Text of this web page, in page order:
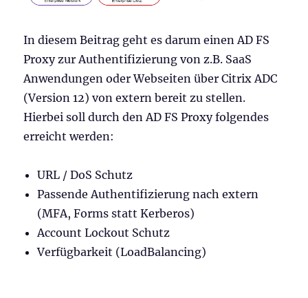
In diesem Beitrag geht es darum einen AD FS
Proxy zur Authentifizierung von z.B. SaaS
Anwendungen oder Webseiten über Citrix ADC
(Version 12) von extern bereit zu stellen.
Hierbei soll durch den AD FS Proxy folgendes
erreicht werden:
URL / DoS Schutz
Passende Authentifizierung nach extern
(MFA, Forms statt Kerberos)
Account Lockout Schutz
Verfügbarkeit (LoadBalancing)